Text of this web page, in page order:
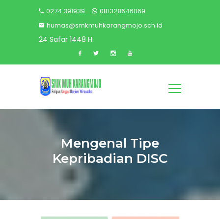
0274 391939
081328646069
humas@smkmuhkarangmojo.sch.id
24 Safar 1448 H
Mengenal Tipe
Kepribadian DISC